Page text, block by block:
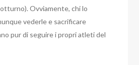
Ovviamente, chi lo
vederle e sacrificare
pur di seguire i propri atleti del